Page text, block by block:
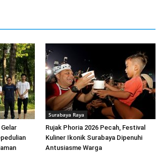
Surabaya Raya
Rujak Phoria 2026 Pecah, Festival
Kuliner Ikonik Surabaya Dipenuhi
Antusiasme Warga